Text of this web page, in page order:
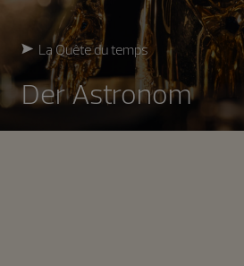
La Quête du temps
Der Astronom